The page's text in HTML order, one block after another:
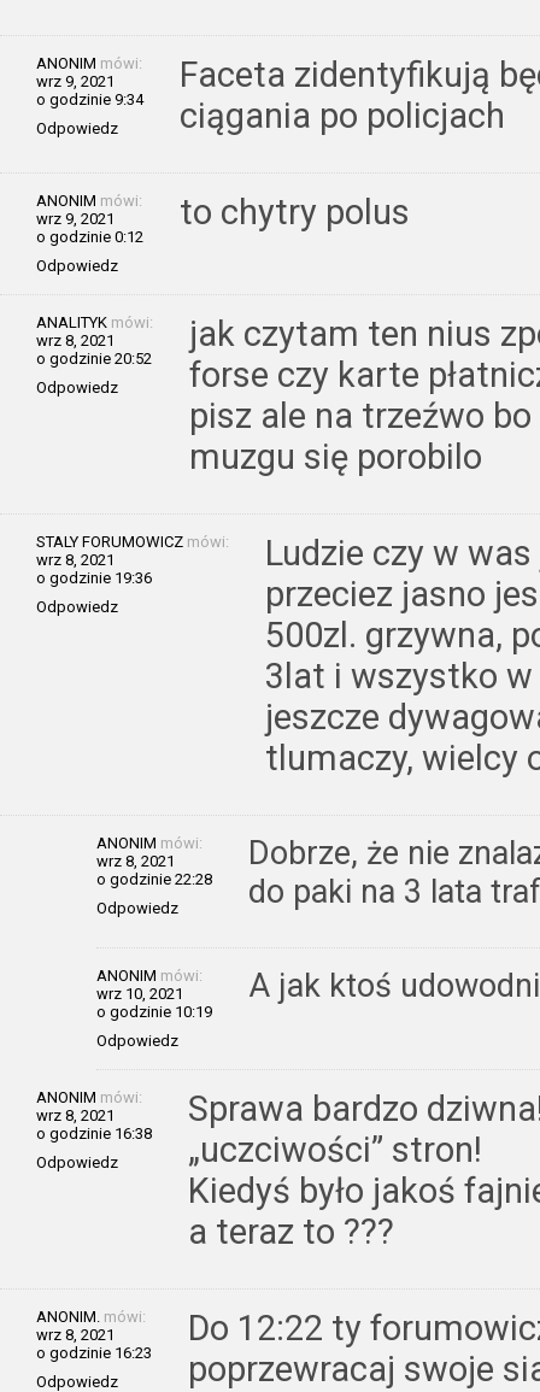
ANONIM mówi:
wrz 9, 2021
o godzinie 9:34
Odpowiedz
Faceta zidentyfikują
ciągania po policjach
ANONIM mówi:
wrz 9, 2021
o godzinie 0:12
Odpowiedz
to chytry polus
ANALITYK mówi:
wrz 8, 2021
o godzinie 20:52
Odpowiedz
jak czytam ten nius
forse czy karte
pisz ale na trzeźwo
muzgu się porobilo
STALY FORUMOWICZ mówi:
wrz 8, 2021
o godzinie 19:36
Odpowiedz
Ludzie czy w
przeciez jasno
500zl. grzywna,
3lat i wszystko
jeszcze
tlumaczy, wielcy
ANONIM mówi:
wrz 8, 2021
o godzinie 22:28
Odpowiedz
Dobrze, że nie
do paki na 3 lata
ANONIM mówi:
wrz 10, 2021
o godzinie 10:19
Odpowiedz
A jak ktoś
ANONIM mówi:
wrz 8, 2021
o godzinie 16:38
Odpowiedz
Sprawa bardzo
„uczciwości” stron!
Kiedyś było jakoś
a teraz to ???
ANONIM. mówi:
wrz 8, 2021
o godzinie 16:23
Odpowiedz
Do 12:22 ty
poprzewracaj swoje